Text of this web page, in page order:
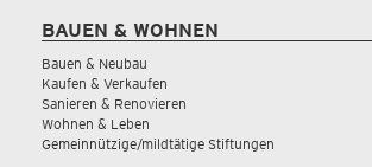
BAUEN & WOHNEN
Bauen & Neubau
Kaufen & Verkaufen
Sanieren & Renovieren
Wohnen & Leben
Gemeinnützige/mildtätige Stiftungen